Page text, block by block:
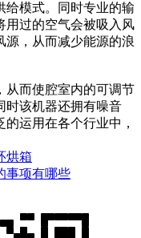
给模式。同时专业的输
用过的空气会被吸入风
源，从而减少能源的浪
而使腔室内的可调节
时该机器还拥有噪音
运用在各个行业中，
烘箱
事项有哪些